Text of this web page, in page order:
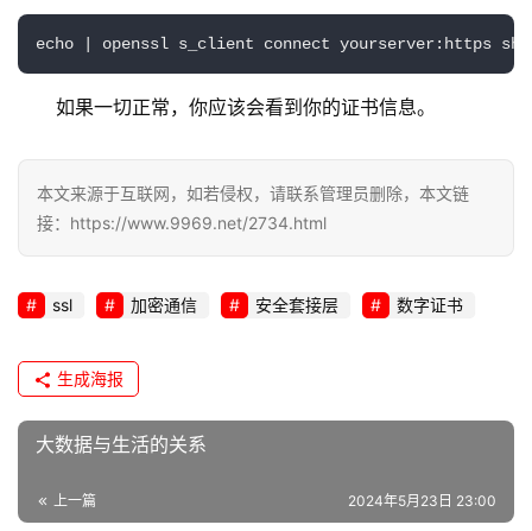
网
n
u
x
维
如果一切正常，你应该会看到你的证书信息。
本文来源于互联网，如若侵权，请联系管理员删除，本文链
接：https://www.9969.net/2734.html
ssl 加密通信 安全套接层 数字证书
生成海报
大数据与生活的关系
上一篇 2024年5月23日 23:00